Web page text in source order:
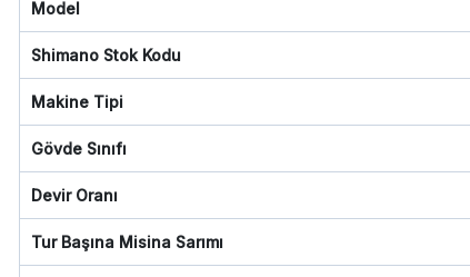
Model
Shimano Stok Kodu
Makine Tipi
Gövde Sınıfı
Devir Oranı
Tur Başına Misina Sarımı